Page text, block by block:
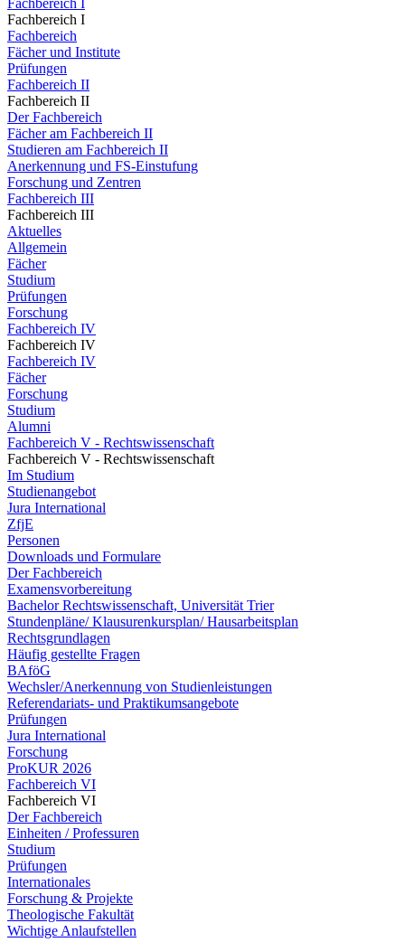
Fachbereich I
Fachbereich I
Fachbereich
Fächer und Institute
Prüfungen
Fachbereich II
Fachbereich II
Der Fachbereich
Fächer am Fachbereich II
Studieren am Fachbereich II
Anerkennung und FS-Einstufung
Forschung und Zentren
Fachbereich III
Fachbereich III
Aktuelles
Allgemein
Fächer
Studium
Prüfungen
Forschung
Fachbereich IV
Fachbereich IV
Fachbereich IV
Fächer
Forschung
Studium
Alumni
Fachbereich V - Rechtswissenschaft
Fachbereich V - Rechtswissenschaft
Im Studium
Studienangebot
Jura International
ZfjE
Personen
Downloads und Formulare
Der Fachbereich
Examensvorbereitung
Bachelor Rechtswissenschaft, Universität Trier
Stundenpläne/ Klausurenkursplan/ Hausarbeitsplan
Rechtsgrundlagen
Häufig gestellte Fragen
BAföG
Wechsler/Anerkennung von Studienleistungen
Referendariats- und Praktikumsangebote
Prüfungen
Jura International
Forschung
ProKUR 2026
Fachbereich VI
Fachbereich VI
Der Fachbereich
Einheiten / Professuren
Studium
Prüfungen
Internationales
Forschung & Projekte
Theologische Fakultät
Wichtige Anlaufstellen